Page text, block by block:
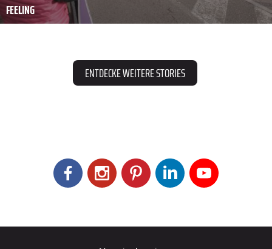
FEELING
ENTDECKE WEITERE STORIES